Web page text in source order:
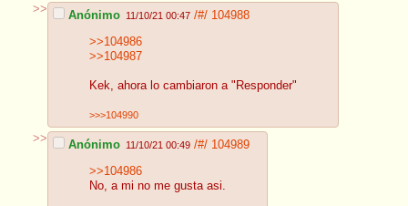
>> Anónimo 11/10/21 00:47 /#/ 104988
>>104986
>>104987
Kek, ahora lo cambiaron a "Responder"
>>>104990
>> Anónimo 11/10/21 00:49 /#/ 104989
>>104986
No, a mi no me gusta asi.